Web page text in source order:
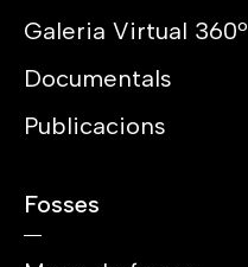
Galeria Virtual 360º
Documentals
Publicacions
Fosses